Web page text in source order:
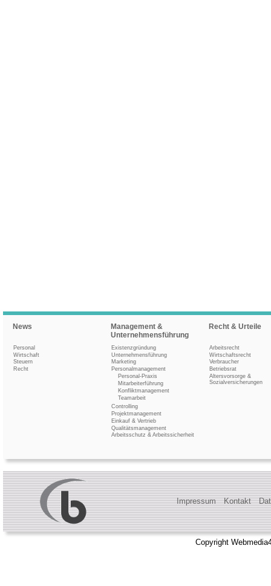
News
Personal
Wirtschaft
Steuern
Recht
Management &
Unternehmensführung
Existenzgründung
Unternehmensführung
Marketing
Personalmanagement
Personal-Praxis
Mitarbeiterführung
Konfliktmanagement
Teamarbeit
Controlling
Projektmanagement
Einkauf & Vertrieb
Qualitätsmanagement
Arbeitsschutz & Arbeitssicherheit
Recht & Urteile
Arbeitsrecht
Wirtschaftsrecht
Verbraucher
Betriebsrat
Altersvorsorge &
Sozialversicherungen
Impressum Kontakt
Copyright